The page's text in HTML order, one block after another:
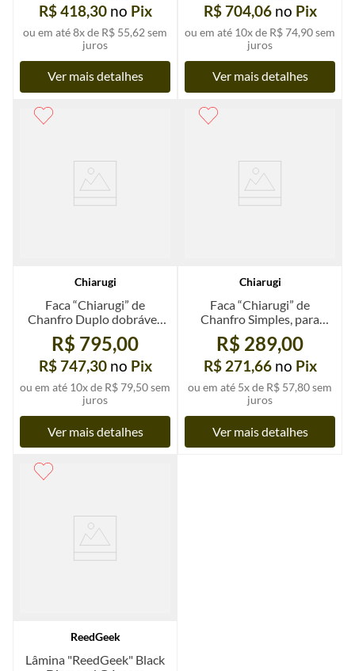
R$ 418,30 no Pix
ou em até8x de R$ 55,62 sem
juros
Ver mais detalhes
R$ 704,06 no Pix
ou em até 10x de R$ 74,90sem
juros
Ver mais detalhes
Chiarugi
Faca “Chiarugi” de
Chanfro Duplo dobrável,
fio de navalha
R$ 795,00
R$ 747,30 no Pix
ou em até 10x de R$ 79,50sem
juros
Ver mais detalhes
Chiarugi
Faca “Chiarugi” de
Chanfro Simples, para
mão esquerda
R$ 289,00
R$ 271,66 no Pix
ou em até 5x de R$ 57,80sem
juros
Ver mais detalhes
ReedGeek
Lâmina "ReedGeek" Black